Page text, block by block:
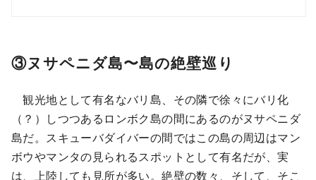
③ヌサペニダ島〜島の絶壁巡り
観光地として有名なバリ島、その隣で徐々にバリ化
（？）しつつあるロンボク島の間にあるのがヌサペニダ
島だ。スキューバダイバーの間ではこの島の周辺はマン
ボウやマンタの見られるスポットとして有名だが、実
は、上陸しても見所が多い。絶壁の数々、そして、そこ